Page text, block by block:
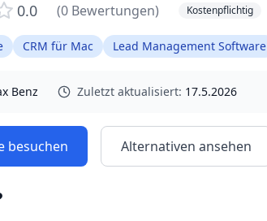
0.0
(0 Bewertungen) Kostenpflichtig
CRM für Mac Lead Management Software
Benz Zuletzt aktualisiert: 17.5.2026
besuchen Alternativen ansehen